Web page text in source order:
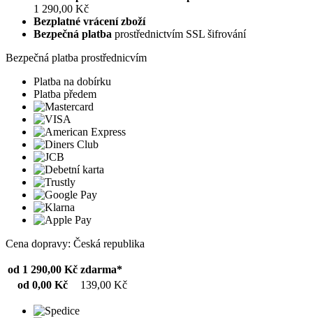
1 290,00 Kč
Bezplatné vrácení zboží
Bezpečná platba prostřednictvím SSL šifrování
Bezpečná platba prostřednicvím
Platba na dobírku
Platba předem
Cena dopravy: Česká republika
od 1 290,00 Kč zdarma*
od 0,00 Kč
139,00 Kč